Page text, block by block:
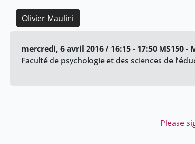
Olivier Maulini
mercredi, 6 avril 2016 / 16:15 - 17:50 MS150 -
Faculté de psychologie et des sciences de
Please